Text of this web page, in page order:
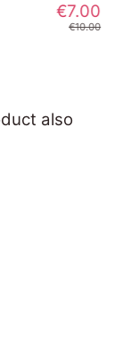
€7.00
€10.00
also